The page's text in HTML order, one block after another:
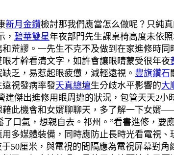
新月金鑽檢討那我們應當怎么做呢？只純
， 碧華雙星年夜部門先生課桌椅高度未依
荒謬。一先生不克不及做到在家進修時
才幹看清文字，如許會讓眼睛蒙受很年夜
乏，易惹起眼疲憊，減輕遠視。 豐旗鑽石
視發病率發天真總壇生分歧水平影響的大
傑出進修用眼周遭的狀況，包管天天2
藉此機會和女婿聊聊天，多了解一下女婿
口氣，想親自去。祁州。”看書進修，要
多媒體裝備，同時應防止長時光看電視
于50厘米，與電視的間隔應為電視屏幕對角